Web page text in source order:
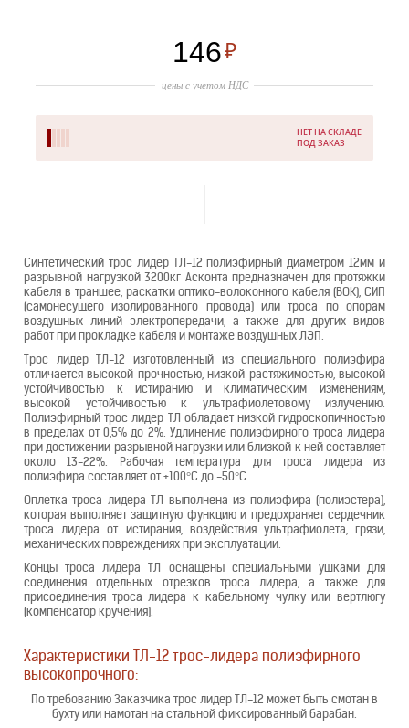
146₽
цены с учетом НДС
НЕТ НА СКЛАДЕ
ПОД ЗАКАЗ
Синтетический трос лидер ТЛ-12 полиэфирный диаметром 12мм и
разрывной нагрузкой 3200кг Асконта предназначен для протяжки
кабеля в траншее, раскатки оптико-волоконного кабеля (ВОК), СИП
(самонесущего изолированного провода) или троса по опорам
воздушных линий электропередачи, а также для других видов
работ при прокладке кабеля и монтаже воздушных ЛЭП.
Трос лидер ТЛ-12 изготовленный из специального полиэфира
отличается высокой прочностью, низкой растяжимостью, высокой
устойчивостью к истиранию и климатическим изменениям,
высокой устойчивостью к ультрафиолетовому излучению.
Полиэфирный трос лидер ТЛ обладает низкой гидроскопичностью
в пределах от 0,5% до 2%. Удлинение полиэфирного троса лидера
при достижении разрывной нагрузки или близкой к ней составляет
около 13-22%. Рабочая температура для троса лидера из
полиэфира составляет от +100°С до -50°С.
Оплетка троса лидера ТЛ выполнена из полиэфира (полиэстера),
которая выполняет защитную функцию и предохраняет сердечник
троса лидера от истирания, воздействия ультрафиолета, грязи,
механических повреждениях при эксплуатации.
Концы троса лидера ТЛ оснащены специальными ушками для
соединения отдельных отрезков троса лидера, а также для
присоединения троса лидера к кабельному чулку или вертлюгу
(компенсатор кручения).
Характеристики ТЛ-12 трос-лидера полиэфирного
высокопрочного:
По требованию Заказчика трос лидер ТЛ-12 может быть смотан в
бухту или намотан на стальной фиксированный барабан.